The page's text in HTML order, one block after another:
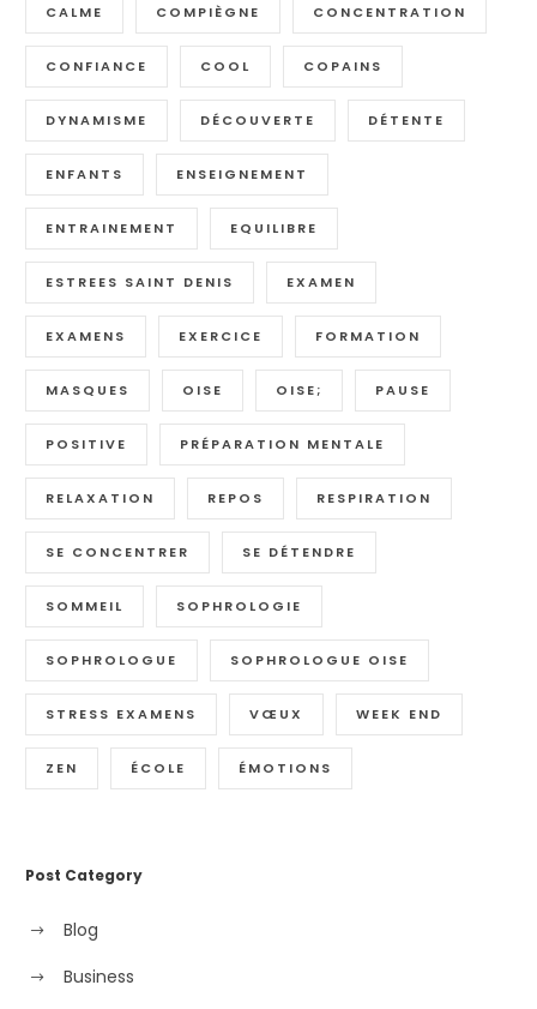
CALME COMPIÈGNE CONCENTRATION
CONFIANCE COOL COPAINS
DYNAMISME DÉCOUVERTE DÉTENTE
ENFANTS ENSEIGNEMENT
ENTRAINEMENT EQUILIBRE
ESTREES SAINT DENIS EXAMEN
EXAMENS EXERCICE FORMATION
MASQUES OISE OISE; PAUSE
POSITIVE PRÉPARATION MENTALE
RELAXATION REPOS RESPIRATION
SE CONCENTRER SE DÉTENDRE
SOMMEIL SOPHROLOGIE
SOPHROLOGUE SOPHROLOGUE OISE
STRESS EXAMENS VŒUX WEEK END
ZEN ÉCOLE ÉMOTIONS
Post Category
Blog
Business